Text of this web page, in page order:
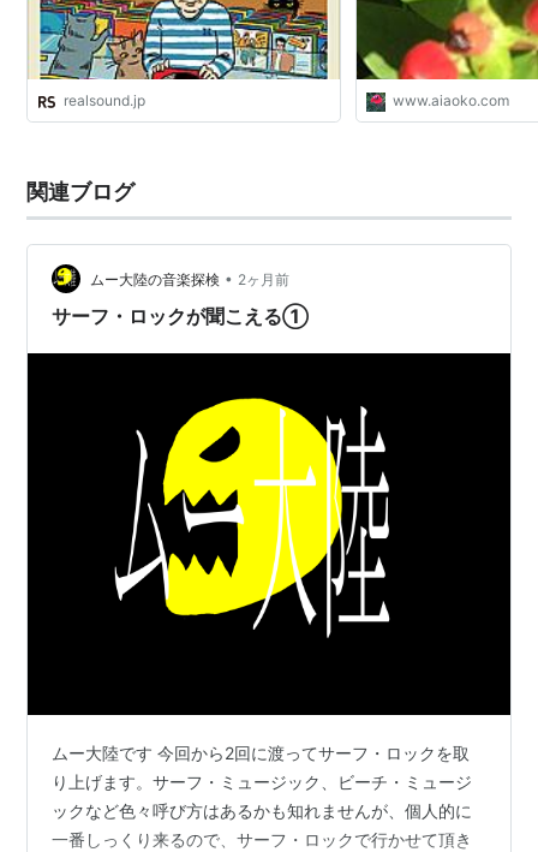
realsound.jp www.aiaoko.com
関連ブログ
ムー大陸の音楽探検 • 2ヶ月前
サーフ・ロックが聞こえる①
ムー大陸です 今回から2回に渡ってサーフ・ロックを取
り上げます。サーフ・ミュージック、ビーチ・ミュージ
ックなど色々呼び方はあるかも知れませんが、個人的に
一番しっくり来るので、サーフ・ロックで行かせて頂き